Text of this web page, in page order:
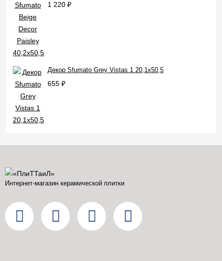
1 220 ₽
Декор Sfumato Grey Vistas 1 20,1x50,5
655 ₽
Интернет-магазин керамической плитки